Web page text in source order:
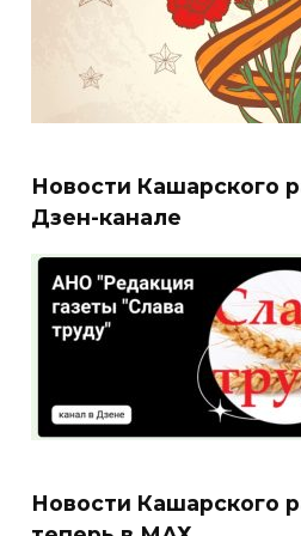
Новости Кашарского
Дзен-канале
Новости Кашарского